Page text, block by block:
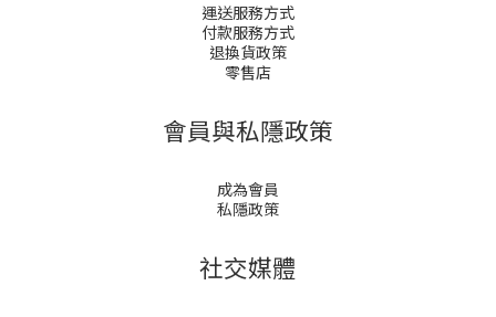
運送服務方式
付款服務方式
退換貨政策
零售店
會員與私隱政策
成為會員
私隱政策
社交媒體